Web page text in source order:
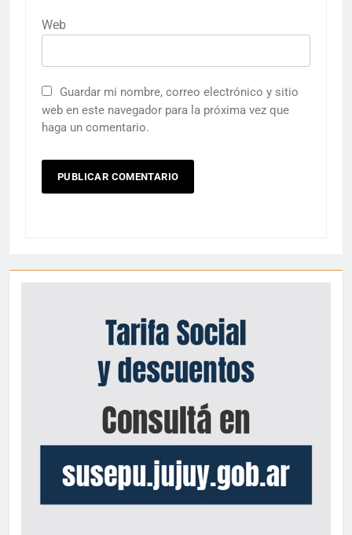
Web
Guardar mi nombre, correo electrónico y sitio
web en este navegador para la próxima vez que
haga un comentario.